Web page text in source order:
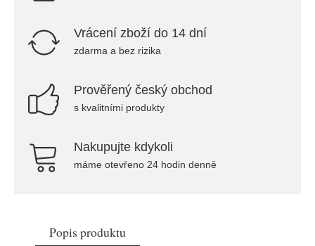
Vrácení zboží do 14 dní
zdarma a bez rizika
Prověřený český obchod
s kvalitními produkty
Nakupujte kdykoli
máme otevřeno 24 hodin denně
Popis produktu